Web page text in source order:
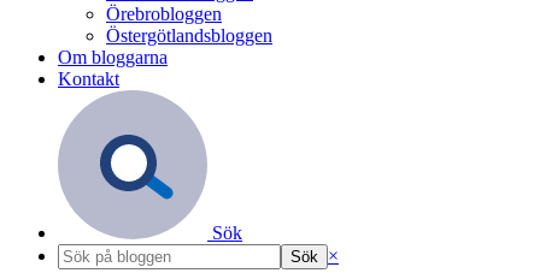
Örebrobloggen
Östergötlandsbloggen
Om bloggarna
Kontakt
Sök
×